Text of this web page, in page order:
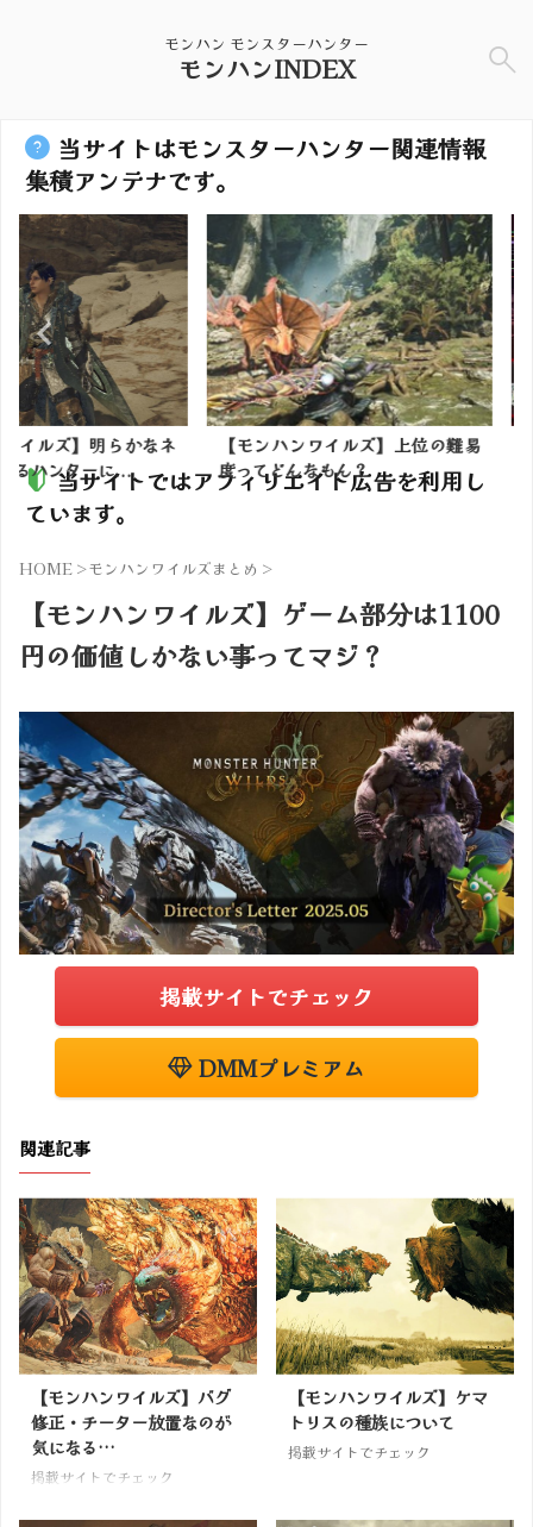
モンハン モンスターハンター
モンハンINDEX
当サイトはモンスターハンター関連情報
集積アンテナです。
らかなネ
に...
【モンハンワイルズ】上位の難易
度ってどんなもん？
昨日のビュ
月04日)：
当サイトではアフィリエイト広告を利用し
ています。
HOME >モンハンワイルズまとめ >
【モンハンワイルズ】ゲーム部分は1100
円の価値しかない事ってマジ？
掲載サイトでチェック
DMMプレミアム
関連記事
【モンハンワイルズ】バグ
修正・チーター放置なのが
気になる…
掲載サイトでチェック
【モンハンワイルズ】ケマ
トリスの種族について
掲載サイトでチェック